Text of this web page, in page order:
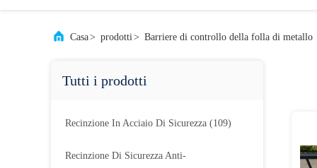
Casa> prodotti> Barriere di controllo della folla di metallo
Tutti i prodotti
Recinzione In Acciaio Di Sicurezza (109)
Recinzione Di Sicurezza Anti-